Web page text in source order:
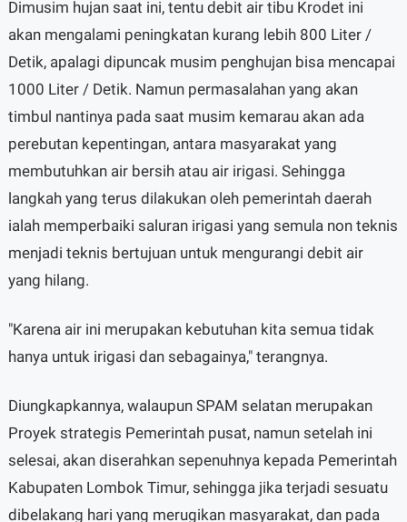
Dimusim hujan saat ini, tentu debit air tibu Krodet ini
akan mengalami peningkatan kurang lebih 800 Liter /
Detik, apalagi dipuncak musim penghujan bisa mencapai
1000 Liter / Detik. Namun permasalahan yang akan
timbul nantinya pada saat musim kemarau akan ada
perebutan kepentingan, antara masyarakat yang
membutuhkan air bersih atau air irigasi. Sehingga
langkah yang terus dilakukan oleh pemerintah daerah
ialah memperbaiki saluran irigasi yang semula non teknis
menjadi teknis bertujuan untuk mengurangi debit air
yang hilang.
"Karena air ini merupakan kebutuhan kita semua tidak
hanya untuk irigasi dan sebagainya," terangnya.
Diungkapkannya, walaupun SPAM selatan merupakan
Proyek strategis Pemerintah pusat, namun setelah ini
selesai, akan diserahkan sepenuhnya kepada Pemerintah
Kabupaten Lombok Timur, sehingga jika terjadi sesuatu
dibelakang hari yang merugikan masyarakat, dan pada